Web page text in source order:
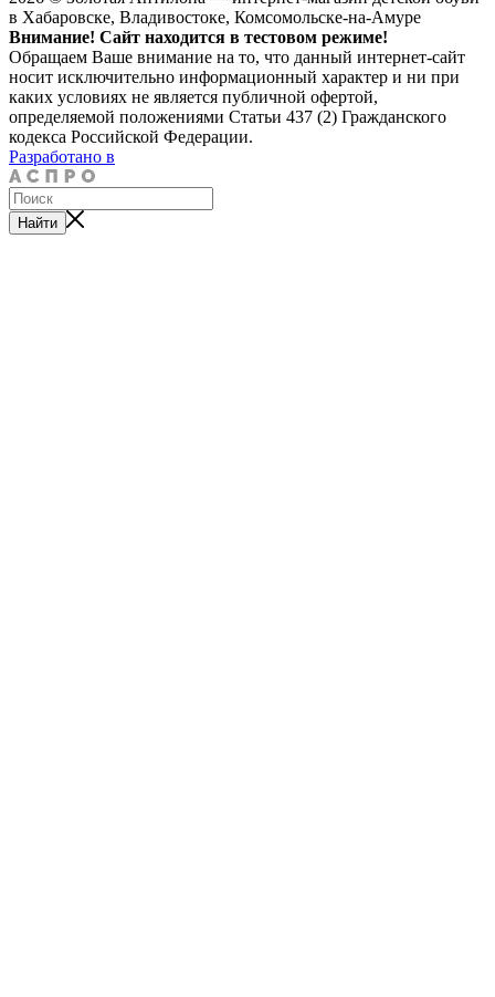
в Хабаровске, Владивостоке, Комсомольске-на-Амуре
Внимание! Сайт находится в тестовом режиме!
Обращаем Ваше внимание на то, что данный интернет-сайт
носит исключительно информационный характер и ни при
каких условиях не является публичной офертой,
определяемой положениями Статьи 437 (2) Гражданского
кодекса Российской Федерации.
Разработано в
Найти